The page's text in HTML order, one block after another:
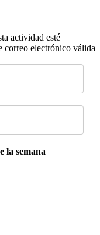
actividad esté
correo electrónico válida
la semana